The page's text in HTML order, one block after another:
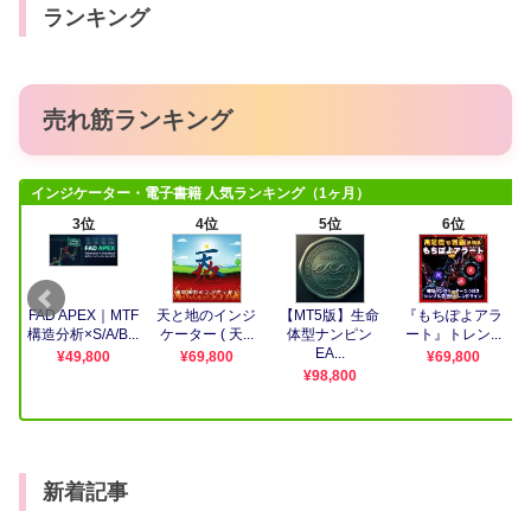
ランキング
売れ筋ランキング
新着記事